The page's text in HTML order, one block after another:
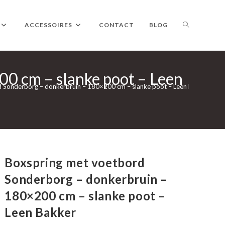
ACCESSOIRES CONTACT BLOG TOGGLE
cm – slanke poot – Leen
– donkerbruin – 180×200 cm – slanke poot – Leen Bakker
Boxspring met voetbord
Sonderborg – donkerbruin –
180×200 cm – slanke poot –
Leen Bakker